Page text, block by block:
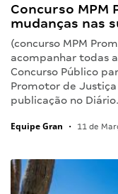
Concurso
mudanças nas
(concurso MPM
acompanhar todas
Concurso Público
Promotor de Justiça
publicação no
Equipe Gran • 11 de